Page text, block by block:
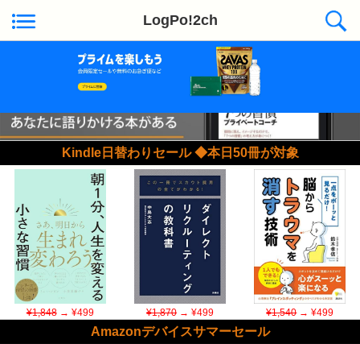
LogPo!2ch
Kindle日替わりセール ◆本日50冊が対象
¥1,848→ ¥499 ¥1,870→ ¥499 ¥1,540→ ¥499
Amazonデバイスサマーセール